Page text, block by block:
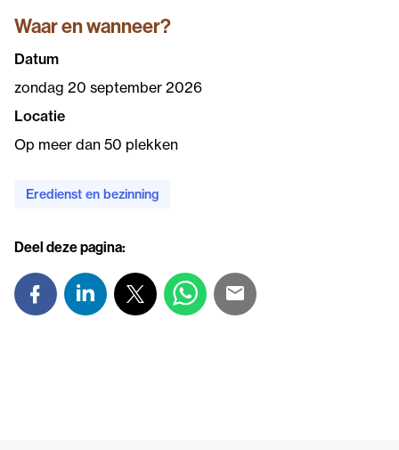
Waar en wanneer?
Datum
zondag 20 september 2026
Locatie
Op meer dan 50 plekken
Eredienst en bezinning
Deel deze pagina: